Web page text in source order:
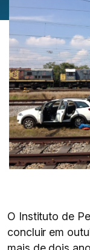
O Instituto de
concluir em